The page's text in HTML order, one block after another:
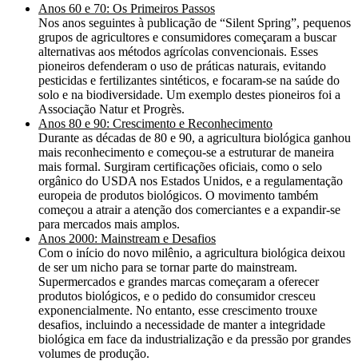
Anos 60 e 70: Os Primeiros Passos
Nos anos seguintes à publicação de “Silent Spring”, pequenos
grupos de agricultores e consumidores começaram a buscar
alternativas aos métodos agrícolas convencionais. Esses
pioneiros defenderam o uso de práticas naturais, evitando
pesticidas e fertilizantes sintéticos, e focaram-se na saúde do
solo e na biodiversidade. Um exemplo destes pioneiros foi a
Associação Natur et Progrès.
Anos 80 e 90: Crescimento e Reconhecimento
Durante as décadas de 80 e 90, a agricultura biológica ganhou
mais reconhecimento e começou-se a estruturar de maneira
mais formal. Surgiram certificações oficiais, como o selo
orgânico do USDA nos Estados Unidos, e a regulamentação
europeia de produtos biológicos. O movimento também
começou a atrair a atenção dos comerciantes e a expandir-se
para mercados mais amplos.
Anos 2000: Mainstream e Desafios
Com o início do novo milênio, a agricultura biológica deixou
de ser um nicho para se tornar parte do mainstream.
Supermercados e grandes marcas começaram a oferecer
produtos biológicos, e o pedido do consumidor cresceu
exponencialmente. No entanto, esse crescimento trouxe
desafios, incluindo a necessidade de manter a integridade
biológica em face da industrialização e da pressão por grandes
volumes de produção.